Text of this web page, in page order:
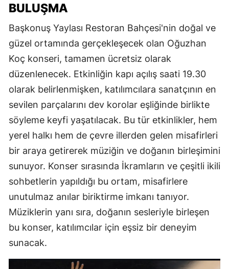
BULUŞMA
Başkonuş Yaylası Restoran Bahçesi'nin doğal ve
güzel ortamında gerçekleşecek olan Oğuzhan
Koç konseri, tamamen ücretsiz olarak
düzenlenecek. Etkinliğin kapı açılış saati 19.30
olarak belirlenmişken, katılımcılara sanatçının en
sevilen parçalarını dev korolar eşliğinde birlikte
söyleme keyfi yaşatılacak. Bu tür etkinlikler, hem
yerel halkı hem de çevre illerden gelen misafirleri
bir araya getirerek müziğin ve doğanın birleşimini
sunuyor. Konser sırasında İkramların ve çeşitli ikili
sohbetlerin yapıldığı bu ortam, misafirlere
unutulmaz anılar biriktirme imkanı tanıyor.
Müziklerin yanı sıra, doğanın sesleriyle birleşen
bu konser, katılımcılar için eşsiz bir deneyim
sunacak.